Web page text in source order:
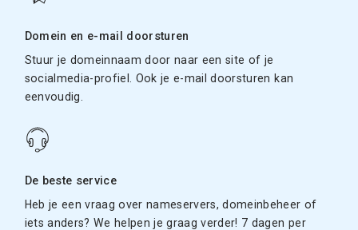
Domein en e-mail doorsturen
Stuur je domeinnaam door naar een site of je
socialmedia-profiel. Ook je e-mail doorsturen kan
eenvoudig.
De beste service
Heb je een vraag over nameservers, domeinbeheer of
iets anders? We helpen je graag verder! 7 dagen per